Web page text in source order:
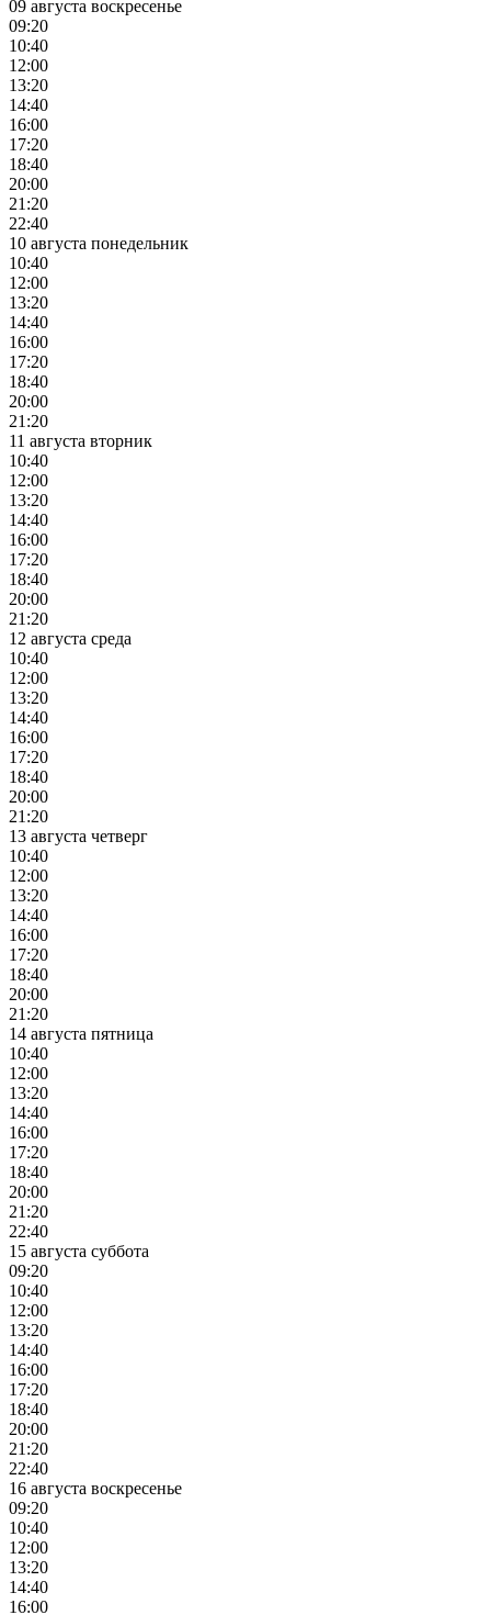
09 августа воскресенье
09:20
10:40
12:00
13:20
14:40
16:00
17:20
18:40
20:00
21:20
22:40
10 августа понедельник
10:40
12:00
13:20
14:40
16:00
17:20
18:40
20:00
21:20
11 августа вторник
10:40
12:00
13:20
14:40
16:00
17:20
18:40
20:00
21:20
12 августа среда
10:40
12:00
13:20
14:40
16:00
17:20
18:40
20:00
21:20
13 августа четверг
10:40
12:00
13:20
14:40
16:00
17:20
18:40
20:00
21:20
14 августа пятница
10:40
12:00
13:20
14:40
16:00
17:20
18:40
20:00
21:20
22:40
15 августа суббота
09:20
10:40
12:00
13:20
14:40
16:00
17:20
18:40
20:00
21:20
22:40
16 августа воскресенье
09:20
10:40
12:00
13:20
14:40
16:00